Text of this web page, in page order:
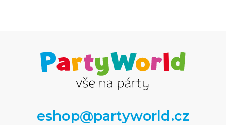
eshop@partyworld.cz